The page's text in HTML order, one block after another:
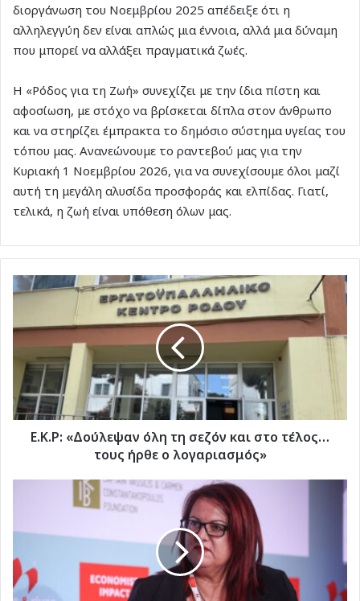
διοργάνωση του Νοεμβρίου 2025 απέδειξε ότι η
αλληλεγγύη δεν είναι απλώς μια έννοια, αλλά μια δύναμη
που μπορεί να αλλάξει πραγματικά ζωές.
Η «Ρόδος για τη Ζωή» συνεχίζει με την ίδια πίστη και
αφοσίωση, με στόχο να βρίσκεται δίπλα στον άνθρωπο
και να στηρίζει έμπρακτα το δημόσιο σύστημα υγείας του
τόπου μας. Ανανεώνουμε το ραντεβού μας για την
Κυριακή 1 Νοεμβρίου 2026, για να συνεχίσουμε όλοι μαζί
αυτή τη μεγάλη αλυσίδα προσφοράς και ελπίδας. Γιατί,
τελικά, η ζωή είναι υπόθεση όλων μας.
Ε.Κ.Ρ:
«Δούλεψαν
τη
σεζόν
και
στο
τέλος…
τους
ήρθεΕ.Κ.Ρ: «Δούλεψαν όλη τη σεζόν και στο τέλος…
τους ήρθε ο λογαριασμός»
ζωή
η
μητέρα
της